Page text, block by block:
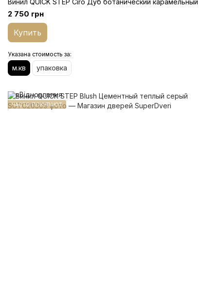
Винил QUICK STEP Ciro Дуб ботанический карамельный
2 750 грн
Купить
Указана стоимость за:
м.кв упаковка
ЧАСТО ПОКУПАЮТ